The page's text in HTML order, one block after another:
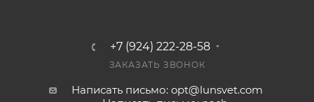
+7 (924) 222-28-58
ЗАКАЗАТЬ ЗВОНОК
Написать письмо: opt@lunsvet.com